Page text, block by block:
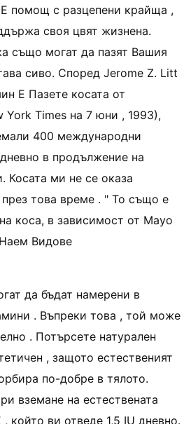
помощ с разцепени крайща ,
своя цвят жизнена.
също могат да пазят Вашия
сиво. Според Jerome Z. Litt
E Пазете косата от
York Times на 7 юни , 1993),
400 международни
в продължение на
Косата ми не се оказа
това време . " То също е
коса, в зависимост от Mayo
Видове
да бъдат намерени в
. Въпреки това , той може
. Потърсете натурален
, защото естественият
по-добре в тялото.
вземане на естествената
който ви отведе 1,5 IU дневно.